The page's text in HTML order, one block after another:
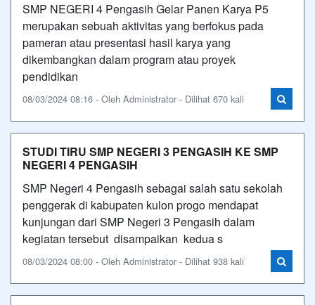
SMP NEGERI 4 Pengasih Gelar Panen Karya P5
merupakan sebuah aktivitas yang berfokus pada
pameran atau presentasi hasil karya yang
dikembangkan dalam program atau proyek
pendidikan
08/03/2024 08:16 - Oleh Administrator - Dilihat 670 kali
STUDI TIRU SMP NEGERI 3 PENGASIH KE SMP
NEGERI 4 PENGASIH
SMP Negeri 4 Pengasih sebagai salah satu sekolah
penggerak di kabupaten kulon progo mendapat
kunjungan dari SMP Negeri 3 Pengasih dalam
kegiatan tersebut disampaikan kedua s
08/03/2024 08:00 - Oleh Administrator - Dilihat 938 kali